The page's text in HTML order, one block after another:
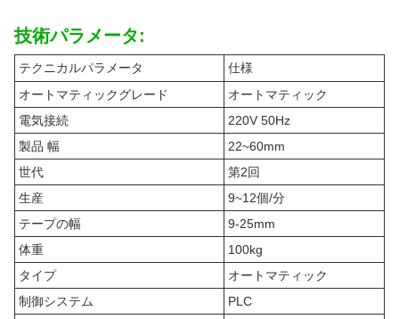
技術パラメータ:
テクニカルパラメータ
仕様
オートマティックグレード
オートマティック
電気接続
220V 50Hz
製品 幅
22~60mm
世代
第2回
生産
9~12個/分
テープの幅
9-25mm
体重
100kg
タイプ
オートマティック
制御システム
PLC